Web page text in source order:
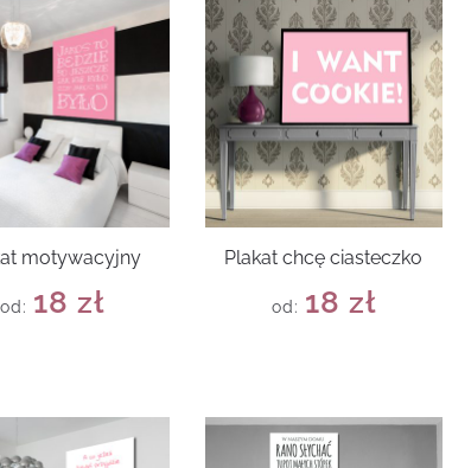
motywacyjny
od: 18 zł
Plakat chcę ciasteczko
od: 18 zł